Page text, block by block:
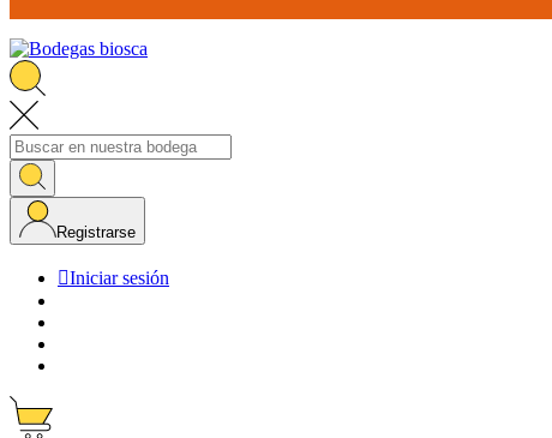
Registrarse
Iniciar sesión